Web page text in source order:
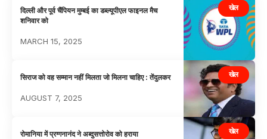
खेल
दिल्ली और पूर्व चैंपियन मुम्बई का डब्ल्यूपीएल फाइनल मैच
शनिवार को
MARCH 15, 2025
खेल
सिराज को वह सम्मान नहीं मिलता जो मिलना चाहिए : तेंदुलकर
AUGUST 7, 2025
खेल
रोमानिया में प्रग्गनानंद ने अब्दुसत्तोरोव को हराया